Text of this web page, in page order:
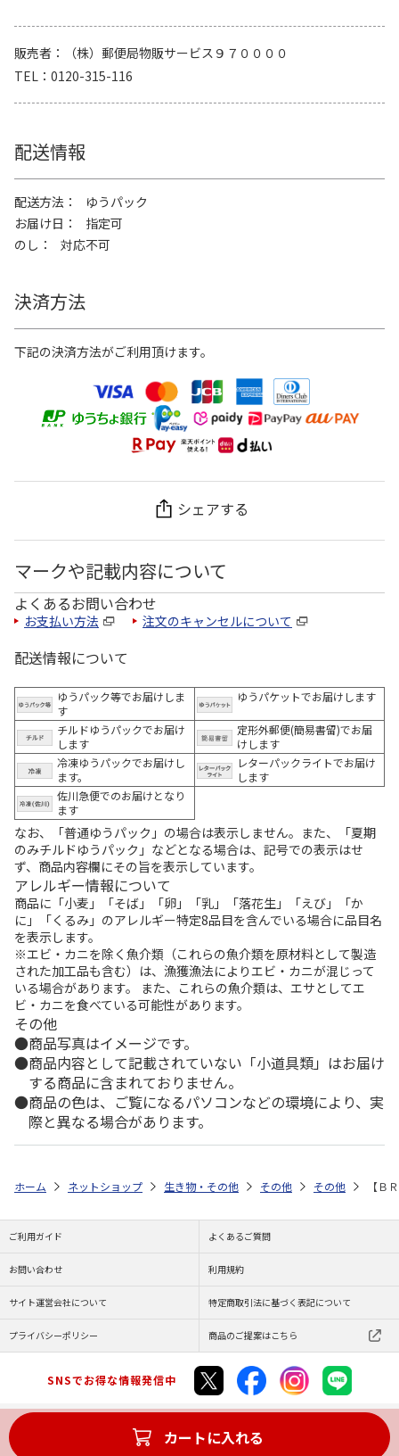
販売者
（株）郵便局物販サービス９７００００
TEL
0120-315-116
配送情報
配送方法
ゆうパック
お届け日
指定可
のし
対応不可
決済方法
下記の決済方法がご利用頂けます。
シェアする
マークや記載内容について
よくあるお問い合わせ
お支払い方法 注文のキャンセルについて
配送情報について
ゆうパック等でお届けしま
す
ゆうパケットでお届けします
チルドゆうパックでお届け
します
定形外郵便(簡易書留)でお届
けします
冷凍ゆうパックでお届けし
ます。
レターパックライトでお届け
します
佐川急便でのお届けとなり
ます
なお、「普通ゆうパック」の場合は表示しません。また、「夏期
のみチルドゆうパック」などとなる場合は、記号での表示はせ
ず、商品内容欄にその旨を表示しています。
アレルギー情報について
商品に「小麦」「そば」「卵」「乳」「落花生」「えび」「か
に」「くるみ」のアレルギー特定8品目を含んでいる場合に品目名
を表示します。
※エビ・カニを除く魚介類（これらの魚介類を原材料として製造
された加工品も含む）は、漁獲漁法によりエビ・カニが混じって
いる場合があります。 また、これらの魚介類は、エサとしてエ
ビ・カニを食べている可能性があります。
その他
商品写真はイメージです。
商品内容として記載されていない「小道具類」はお届け
する商品に含まれておりません。
商品の色は、ご覧になるパソコンなどの環境により、実
際と異なる場合があります。
カートに入れる
ホーム ネットショップ 生き物・その他 その他 その他 【Ｂ
ご利用ガイド よくあるご質問
お問い合わせ 利用規約
サイト運営会社について 特定商取引法に基づく表記について
プライバシーポリシー 商品のご提案はこちら
SNSでお得な情報発信中